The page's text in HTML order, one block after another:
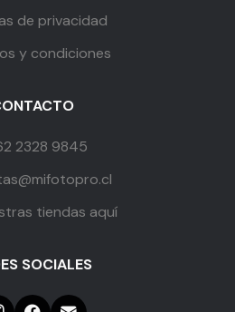
de privacidad
y condiciones
2328 9845
tiendas aquí
SOCIALES